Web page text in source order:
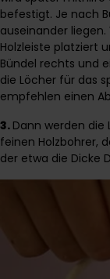
befestigt. Je nach
auseinander
Holzleiste platziert
Bündel rechts und
die Löcher für das
empfehlen einen
3. Dann werden
feinen Holzbohrer,
der etwa die Dicke